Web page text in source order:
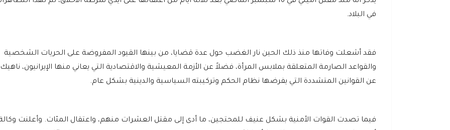
في البلاد.
فقد أشعلت وفاتها منذ ذلك الحين نار الغضب حول عدة قضايا، من بينها القيود المفروضة على الحريات الشخصية
والقواعد الصارمة المتعلقة بملابس المرأة، فضلاً عن الأزمة المعيشية والاقتصادية التي يعاني منها الإيرانيون، ناهيك
عن القوانين المتشددة التي يفرضها نظام الحكم وتركيبته السياسية والدينية بشكل عام.
فيما تصدت القوات الأمنية بشكل عنيف للمحتجين، ما أدى إلى مقتل العشرات منهم، واعتقال المئات. وأعلنت